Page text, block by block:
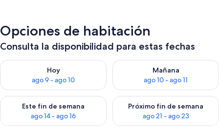
Opciones de habitación
Consulta la disponibilidad para estas fechas
Hoy
ago 9 - ago 10
Consulta la disponibilidad para hoy ago 9 - ago 10
Mañana
ago 10 - ago 11
Consulta la disponibilidad
Este fin de semana
ago 14 - ago 16
Consulta la disponibilidad para este fin de semana ago 14 -
Próximo fin de semana
ago 21 - ago 23
Consulta la disponibilidad